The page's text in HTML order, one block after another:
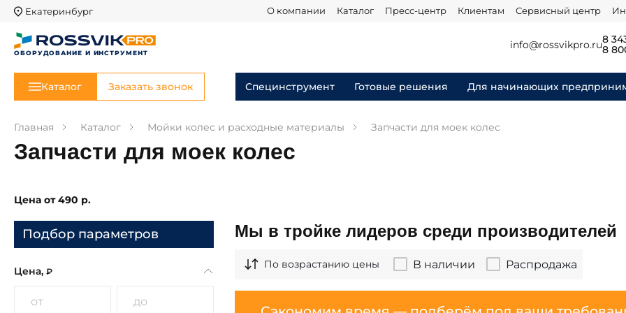
Екатеринбург О компании Каталог Пресс-центр Клиентам Сервисный центр
ОБОРУДОВАНИЕ И ИНСТРУМЕНТ
info@rossvikpro.ru8
8
Каталог Заказать звонок Специнструмент Готовые решения Для начинающих
Главная Каталог Мойки колес и расходные материалы Запчасти для моек колес
Запчасти для моек колес
Цена от 490 р.
Подбор параметров
Цена, ₽
Мы в тройке лидеров среди производителей
По возрастанию цены В наличии Распродажа